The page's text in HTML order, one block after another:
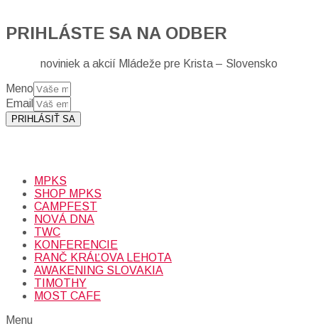
PRIHLÁSTE SA NA ODBER
noviniek a akcií Mládeže pre Krista – Slovensko
Meno
Email
PRIHLÁSIŤ SA
MPKS
SHOP MPKS
CAMPFEST
NOVÁ DNA
TWC
KONFERENCIE
RANČ KRÁĽOVA LEHOTA
AWAKENING SLOVAKIA
TIMOTHY
MOST CAFE
Menu